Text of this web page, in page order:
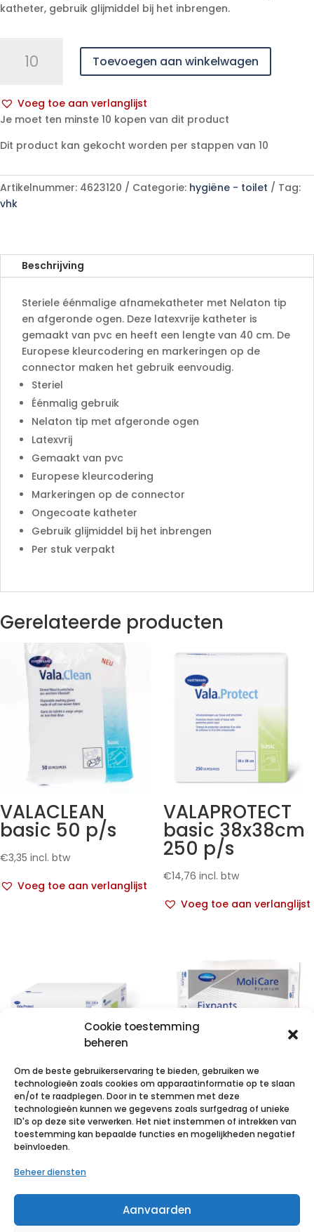
Cookie toestemming
beheren
Om de beste gebruikerservaring te bieden, gebruiken we
technologieën zoals cookies om apparaatinformatie op te slaan
en/of te raadplegen. Door in te stemmen met deze
technologieën kunnen we gegevens zoals surfgedrag of unieke
ID's op deze site verwerken. Het niet instemmen of intrekken van
toestemming kan bepaalde functies en mogelijkheden negatief
beïnvloeden.
Beheer diensten
Aanvaarden
katheter, gebruik glijmiddel bij het inbrengen.
ongecoate
40
cm
ch
aantal
Toevoegen aan winkelwagen
Voeg toe aan verlanglijst
A
t
r
n
e
Je moet ten minste 10 kopen van dit product
Dit product kan gekocht worden per stappen van 10
Artikelnummer: 4623120 Categorie: hygiëne - toilet
Tag:
vhk
Beschrijving
Steriele éénmalige afnamekatheter met Nelaton tip
en afgeronde ogen. Deze latexvrije katheter is
gemaakt van pvc en heeft een lengte van 40 cm. De
Europese kleurcodering en markeringen op de
connector maken het gebruik eenvoudig.
Steriel
Éénmalig gebruik
Nelaton tip met afgeronde ogen
Latexvrij
Gemaakt van pvc
Europese kleurcodering
Markeringen op de connector
Ongecoate katheter
Gebruik glijmiddel bij het inbrengen
Per stuk verpakt
Gerelateerde producten
VALACLEAN
basic 50 p/s
€3,35 incl. btw
Voeg toe aan verlanglijst
VALAPROTECT
basic 38x38cm
250 p/s
€14,76 incl. btw
Voeg toe aan verlanglijst
VALAPROTECT
basic 80x210cm
4×25 p/s
Voeg toe aan verlanglijst
MoliCare Pr
Fixpnt longl XXL
Voeg toe aan verlanglijst